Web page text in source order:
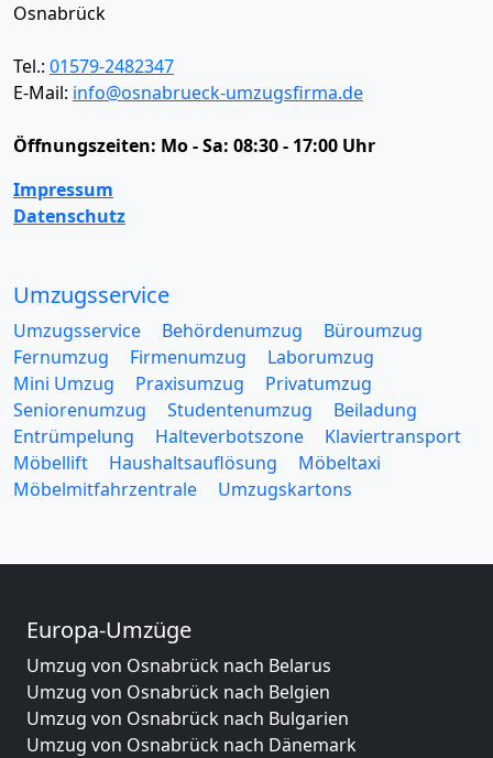
Osnabrück
Tel.: 01579-2482347
E-Mail: info@osnabrueck-umzugsfirma.de
Öffnungszeiten: Mo - Sa: 08:30 - 17:00 Uhr
Impressum
Datenschutz
Umzugsservice
Umzugsservice Behördenumzug
Büroumzug
Fernumzug
Firmenumzug
Laborumzug
Mini Umzug
Praxisumzug
Privatumzug
Seniorenumzug
Studentenumzug
Beiladung
Entrümpelung
Halteverbotszone
Klaviertransport
Möbellift
Haushaltsauflösung
Möbeltaxi
Möbelmitfahrzentrale
Umzugskartons
Europa-Umzüge
Umzug von Osnabrück nach Belarus
Umzug von Osnabrück nach Belgien
Umzug von Osnabrück nach Bulgarien
Umzug von Osnabrück nach Dänemark